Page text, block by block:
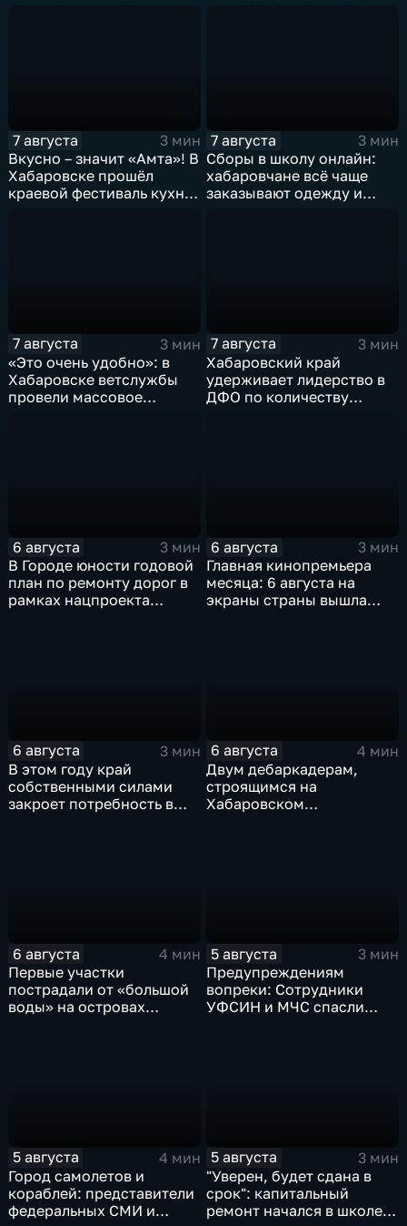
7 августа
3 мин
Вкусно – значит «Амта»! В
Хабаровске прошёл
краевой фестиваль кухни
7 августа
3 мин
Сборы в школу онлайн:
хабаровчане всё чаще
заказывают одежду и
7 августа
3 мин
«Это очень удобно»: в
Хабаровске ветслужбы
провели массовое
7 августа
3 мин
Хабаровский край
удерживает лидерство в
ДФО по количеству
6 августа
3 мин
В Городе юности годовой
план по ремонту дорог в
рамках нацпроекта
6 августа
3 мин
Главная кинопремьера
месяца: 6 августа на
экраны страны вышла
6 августа
3 мин
В этом году край
собственными силами
закроет потребность в
6 августа
4 мин
Двум дебаркадерам,
строящимся на
Хабаровском
6 августа
4 мин
Первые участки
пострадали от «большой
воды» на островах
5 августа
3 мин
Предупреждениям
вопреки: Сотрудники
УФСИН и МЧС спасли
5 августа
4 мин
Город самолетов и
кораблей: представители
федеральных СМИ и
5 августа
3 мин
"Уверен, будет сдана в
срок": капитальный
ремонт начался в школе